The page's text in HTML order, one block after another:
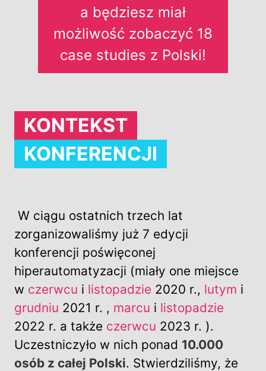
a będziesz miał
możliwość zobaczyć 18
case studies z Polski!
KONTEKST
KONFERENCJI
W ciągu ostatnich trzech lat
zorganizowaliśmy już 7 edycji
konferencji poświęconej
hiperautomatyzacji (miały one miejsce
w czerwcu i listopadzie 2020 r., lutym i
grudniu 2021 r. , marcu i listopadzie
2022 r. a także czerwcu 2023 r. ).
Uczestniczyło w nich ponad 10.000
osób z całej Polski. Stwierdziliśmy, że